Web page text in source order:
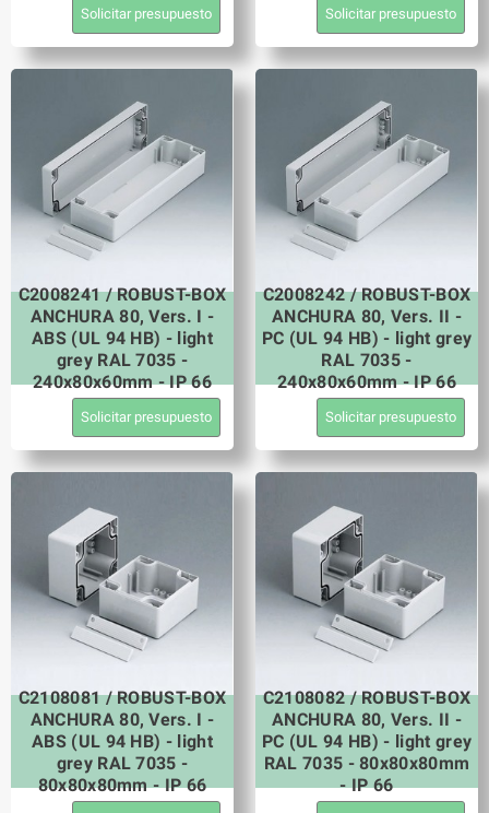
Solicitar presupuesto Solicitar presupuesto
C2008241 / ROBUST-BOX
ANCHURA 80, Vers. I -
ABS (UL 94 HB) - light
grey RAL 7035 -
240x80x60mm - IP 66
Solicitar presupuesto
C2008242 / ROBUST-BOX
ANCHURA 80, Vers. II -
PC (UL 94 HB) - light grey
RAL 7035 -
240x80x60mm - IP 66
Solicitar presupuesto
C2108081 / ROBUST-BOX
ANCHURA 80, Vers. I -
ABS (UL 94 HB) - light
grey RAL 7035 -
80x80x80mm - IP 66
C2108082 / ROBUST-BOX
ANCHURA 80, Vers. II -
PC (UL 94 HB) - light grey
RAL 7035 - 80x80x80mm
- IP 66